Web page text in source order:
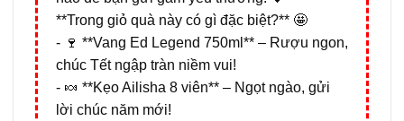
**Trong giỏ quà này có gì đặc biệt?** 🤩
- 🍷 **Vang Ed Legend 750ml** – Rượu ngon,
chúc Tết ngập tràn niềm vui!
- 🍬 **Kẹo Ailisha 8 viên** – Ngọt ngào, gửi
lời chúc năm mới!